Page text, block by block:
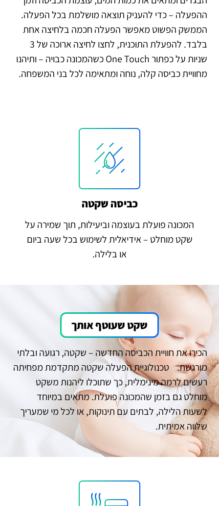
ההפעלה – כדי להעניק תוצאה מושלמת בכל הפעלה.
הממשק הפשוט מאפשר הפעלה חכמה בלחיצה אחת
בלבד. להפעלת התוכנית, לחצו לחיצה ארוכה של 3
שניות על כפתור One Touch כשהמכונה כבויה – ותיהנו
מחוויית כביסה קלה, נוחה ומתאימה לכל בני המשפחה.
כביסה שקטה
המכונה פועלת בעוצמה וביעילות, תוך שמירה על
שקט מוחלט – אידיאלית לשימוש בכל שעה ביום
או בלילה.
שקט שעוטף אותך
הכירו את חוויית הכביסה החדשה – שקטה, רגועה ובלתי
מורגשת. טכנולוגיית הפעלה שקטה מתקדמת מפחיתה
רעשים לרמה מינימלית, כך שתוכלו ליהנות משקט
מוחלט גם בזמן שהמכונה פועלת. מתאים במיוחד
לשעות הלילה, לבתים עם תינוקות, או לכל מי שמעריך
שלווה אמיתית.